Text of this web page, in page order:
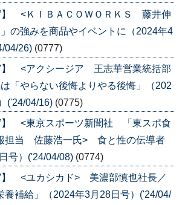
”】 <ＫＩＢＡＣＯＷＯＲＫＳ 藤井伸
の強みを商品やイベントに（2024年4
04/26) (0777)
”】 <アクシージア 王志華営業統括部
「やらない後悔よりやる後悔」（202
('24/04/16) (0775)
”】 <東京スポーツ新聞社 「東スポ食
担当 佐藤浩一氏> 食と性の伝導者
号）('24/04/08) (0774)
”】 <ユカシカド> 美濃部慎也社長／
養補給」（2024年3月28日号）('24/04/